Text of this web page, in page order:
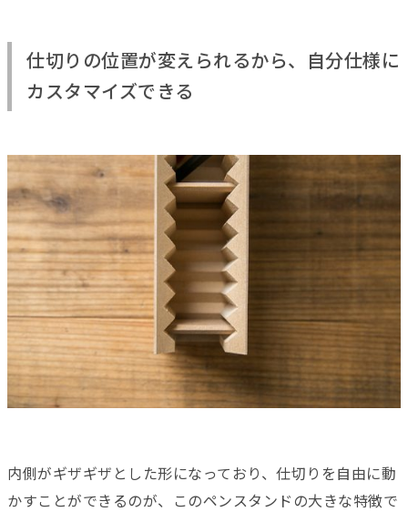
仕切りの位置が変えられるから、自分仕様に
カスタマイズできる
内側がギザギザとした形になっており、仕切りを自由に動
かすことができるのが、このペンスタンドの大きな特徴で